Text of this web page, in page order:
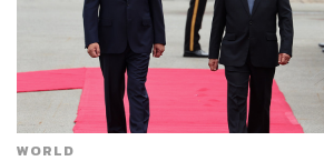
WORLD